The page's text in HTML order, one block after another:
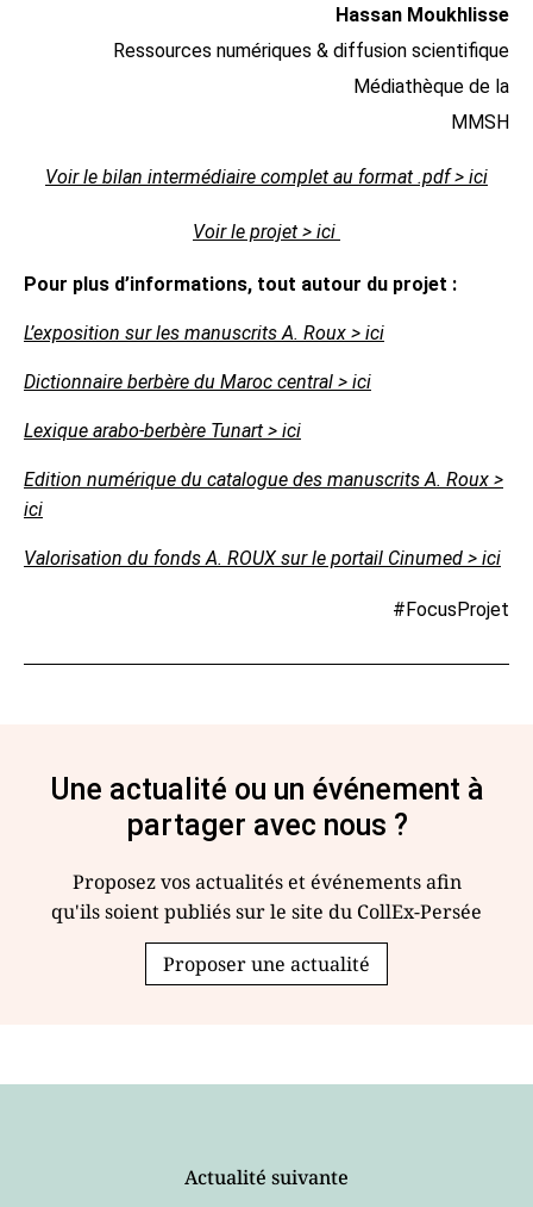
Hassan Moukhlisse
Ressources numériques & diffusion scientifique
Médiathèque de la
MMSH
Voir le bilan intermédiaire complet au format .pdf > ici
Voir le projet > ici
Pour plus d’informations, tout autour du projet :
L’exposition sur les manuscrits A. Roux > ici
Dictionnaire berbère du Maroc central > ici
Lexique arabo-berbère Tunart > ici
Edition numérique du catalogue des manuscrits A. Roux >
ici
Valorisation du fonds A. ROUX sur le portail Cinumed > ici
#FocusProjet
Une actualité ou un événement à
partager avec nous ?
Proposez vos actualités et événements afin
qu'ils soient publiés sur le site du CollEx-Persée
Proposer une actualité
Actualité suivante